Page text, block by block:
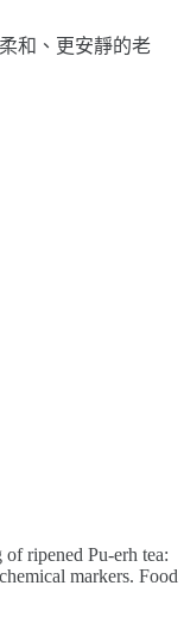
和、更安靜的老
ripened Pu-erh tea:
markers. Food